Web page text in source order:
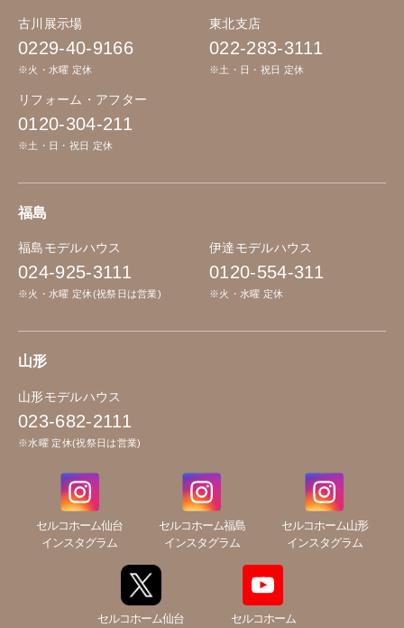
古川展示場
0229-40-9166
※火・水曜 定休
東北支店
022-283-3111
※土・日・祝日 定休
リフォーム・アフター
0120-304-211
※土・日・祝日 定休
福島
福島モデルハウス
024-925-3111
※火・水曜 定休(祝祭日は営業)
伊達モデルハウス
0120-554-311
※火・水曜 定休
山形
山形モデルハウス
023-682-2111
※水曜 定休(祝祭日は営業)
セルコホーム仙台
インスタグラム
セルコホーム福島
インスタグラム
セルコホーム山形
インスタグラム
セルコホーム仙台 セルコホーム